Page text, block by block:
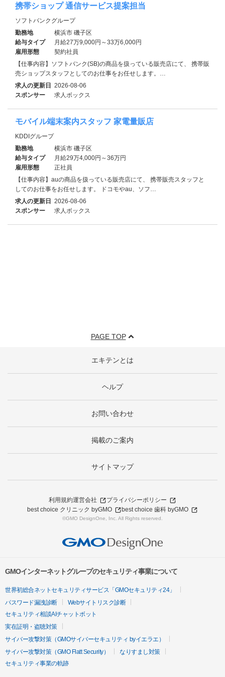
携帯ショップ 通信サービス提案担当
ソフトバンクグループ
勤務地
横浜市 磯子区
給与タイプ
月給27万9,000円～33万6,000円
雇用形態
契約社員
【仕事内容】ソフトバンク(SB)の商品を扱っている販売店にて、 携帯販
売ショップスタッフとしてのお仕事をお任せします。…
求人の更新日 2026-08-06
スポンサー
求人ボックス
モバイル端末案内スタッフ 家電量販店
KDDIグループ
勤務地
横浜市 磯子区
給与タイプ
月給29万4,000円～36万円
雇用形態
正社員
【仕事内容】auの商品を扱っている販売店にて、 携帯販売スタッフと
してのお仕事をお任せします。 ドコモやau、ソフ…
求人の更新日 2026-08-06
スポンサー
求人ボックス
PAGE TOP
エキテンとは
ヘルプ
お問い合わせ
掲載のご案内
サイトマップ
利用規約運営会社
プライバシーポリシー
best choice クリニック byGMO
best choice 歯科 byGMO
©GMO DesignOne, Inc. All Rights reserved.
GMOインターネットグループのセキュリティ事業について
世界初総合ネットセキュリティサービス「GMOセキュリティ24」
パスワード漏洩診断
Webサイトリスク診断
セキュリティ相談AIチャットボット
実在証明・盗聴対策
サイバー攻撃対策（GMOサイバーセキュリティ byイエラエ）
サイバー攻撃対策（GMO Flatt Security）
なりすまし対策
セキュリティ事業の軌跡